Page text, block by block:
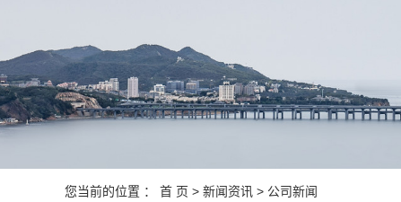
您当前的位置 ： 首 页 > 新闻资讯 > 公司新闻